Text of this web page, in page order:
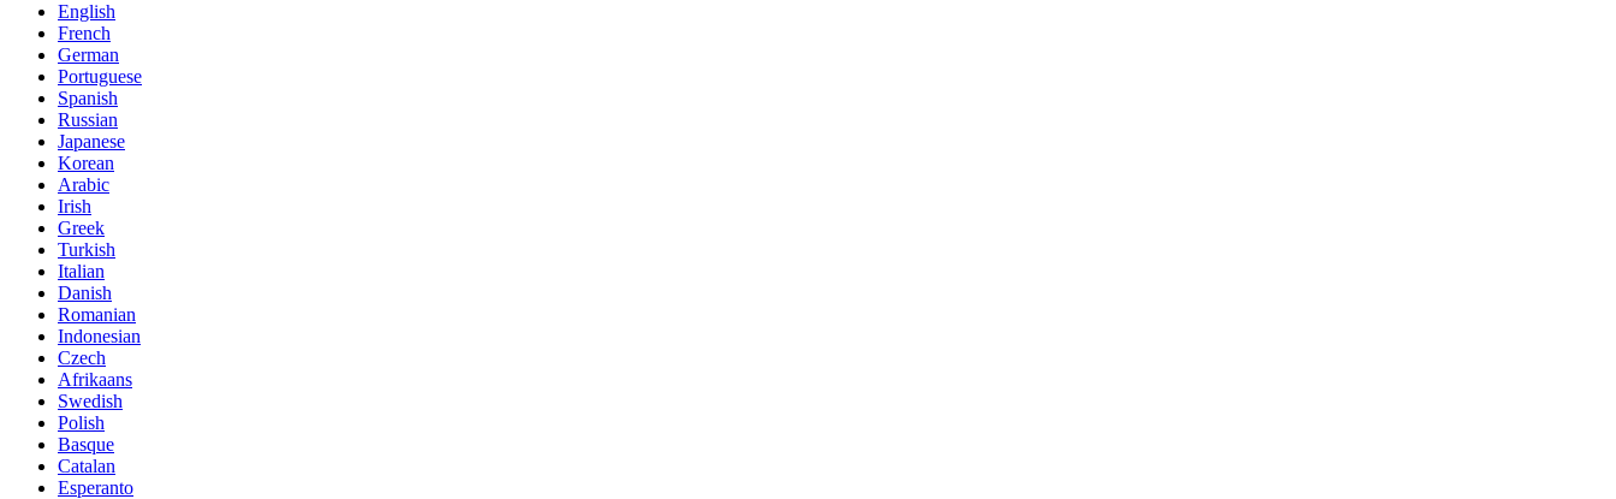
English
French
German
Portuguese
Spanish
Russian
Japanese
Korean
Arabic
Irish
Greek
Turkish
Italian
Danish
Romanian
Indonesian
Czech
Afrikaans
Swedish
Polish
Basque
Catalan
Esperanto